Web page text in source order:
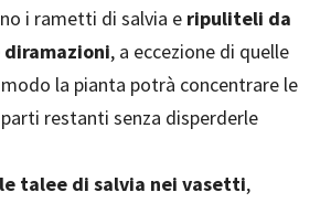
i rametti di salvia e ripuliteli da
, a eccezione di quelle
la pianta potrà concentrare le
restanti senza disperderle
talee di salvia nei vasetti,